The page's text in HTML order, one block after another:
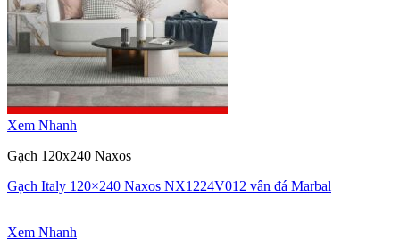
Xem Nhanh
Gạch 120x240 Naxos
Gạch Italy 120×240 Naxos NX1224V012 vân đá Marbal
Xem Nhanh